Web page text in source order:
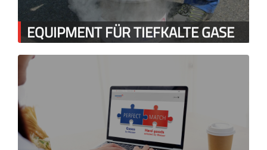
EQUIPMENT FÜR TIEFKALTE GASE